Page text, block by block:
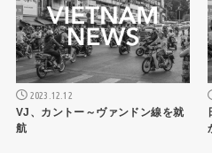
2023.12.12
VJ、カントー～ヴァンドン線を就
航